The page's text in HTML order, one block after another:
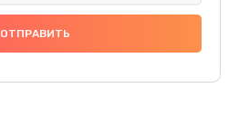
праймера
1000 руб.